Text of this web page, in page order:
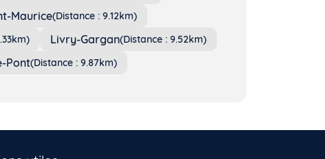
Maurice(Distance : 9.12km)
Livry-Gargan(Distance : 9.52km)
Pont(Distance : 9.87km)